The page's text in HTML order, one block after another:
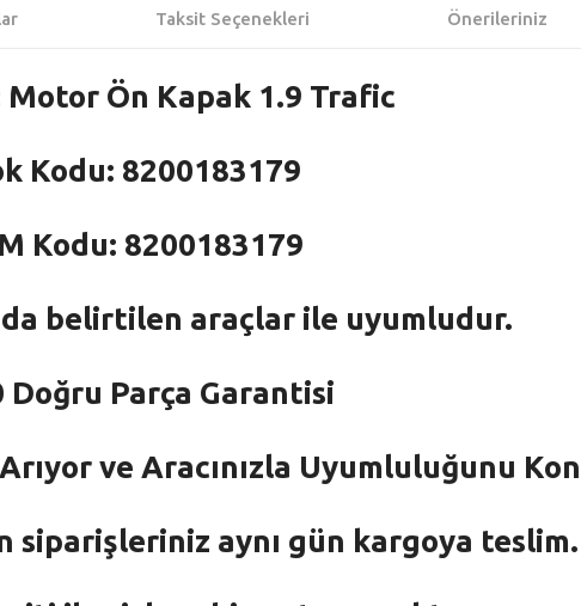
Taksit Seçenekleri Önerileriniz
Motor Ön Kapak 1.9 Trafic
Kodu: 8200183179
Kodu: 8200183179
belirtilen araçlar ile uyumludur.
Doğru Parça Garantisi
ve Aracınızla Uyumluluğunu
siparişleriniz aynı gün kargoya teslim.